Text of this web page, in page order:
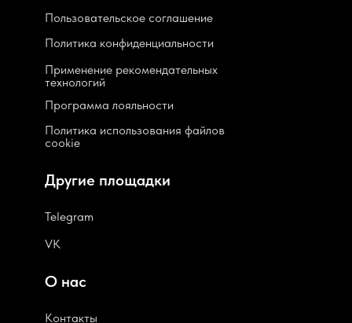
Пользовательское соглашение
Политика конфиденциальности
Программа лояльности
Политика использования файлов
cookie
Применение рекомендательных
технологий
Контакты
Telegram
VK
О нас
Другие площадки